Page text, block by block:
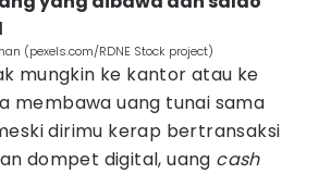
(pexels.com/RDNE Stock project)
mungkin ke kantor atau ke
membawa uang tunai sama
dirimu kerap bertransaksi
dompet digital, uang cash